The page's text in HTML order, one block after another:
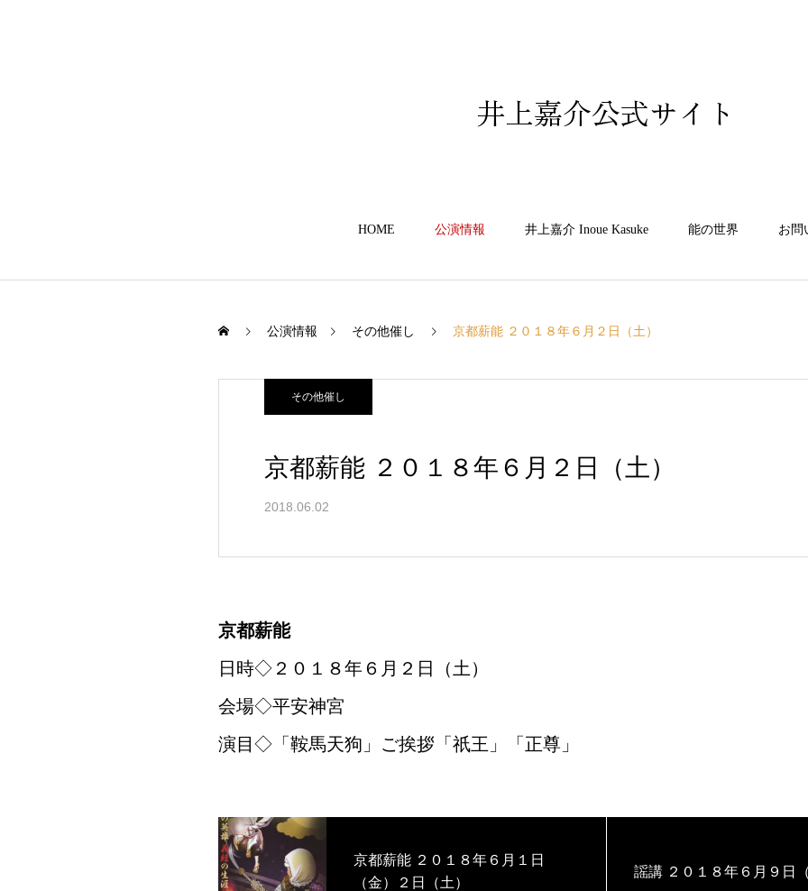
井上嘉介公式サイト
HOME 公演情報 井上嘉介 Inoue Kasuke 能の世界 お問
公演情報 その他催し 京都薪能 ２０１８年６月２日（土）
その他催し
京都薪能 ２０１８年６月２日（土）
2018.06.02
京都薪能
日時◇２０１８年６月２日（土）
会場◇平安神宮
演目◇「鞍馬天狗」ご挨拶「祇王」「正尊」
京都薪能 ２０１８年６月１日
（金）２日（土）
謡講 ２０１８年６月９日